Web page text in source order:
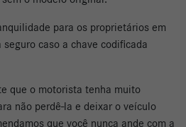
para os proprietários em
caso a chave codificada
que o motorista tenha muito
não perdê-la e deixar o veículo
que você nunca ande com a